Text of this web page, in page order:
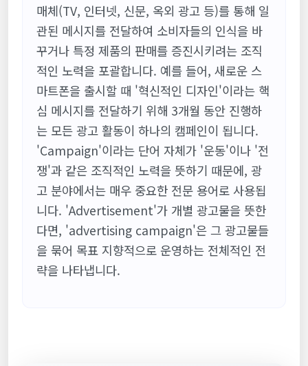
매체(TV, 인터넷, 신문, 옥외 광고 등)를 통해 일
관된 메시지를 전달하여 소비자들의 인식을 바
꾸거나 특정 제품의 판매를 증진시키려는 조직
적인 노력을 포괄합니다. 예를 들어, 새로운 스
마트폰을 출시할 때 '혁신적인 디자인'이라는 핵
심 메시지를 전달하기 위해 3개월 동안 진행하
는 모든 광고 활동이 하나의 캠페인이 됩니다.
'Campaign'이라는 단어 자체가 '운동'이나 '전
쟁'과 같은 조직적인 노력을 뜻하기 때문에, 광
고 분야에서는 매우 중요한 전문 용어로 사용됩
니다. 'Advertisement'가 개별 광고물을 뜻한
다면, 'advertising campaign'은 그 광고물들
을 묶어 목표 지향적으로 운영하는 전체적인 전
략을 나타냅니다.